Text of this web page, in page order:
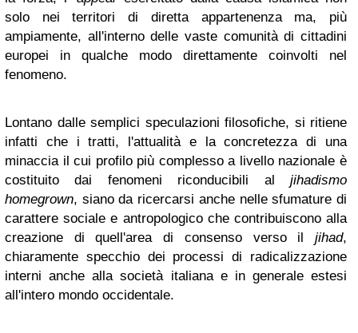
solo nei territori di diretta appartenenza ma, più
ampiamente, all'interno delle vaste comunità di cittadini
europei in qualche modo direttamente coinvolti nel
fenomeno.
Lontano dalle semplici speculazioni filosofiche, si ritiene
infatti che i tratti, l'attualità e la concretezza di una
minaccia il cui profilo più complesso a livello nazionale è
costituito dai fenomeni riconducibili al jihadismo
homegrown, siano da ricercarsi anche nelle sfumature di
carattere sociale e antropologico che contribuiscono alla
creazione di quell'area di consenso verso il jihad,
chiaramente specchio dei processi di radicalizzazione
interni anche alla società italiana e in generale estesi
all'intero mondo occidentale.